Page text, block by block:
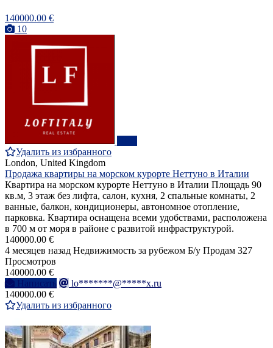
140000.00 €
10
Удалить из избранного
London, United Kingdom
Продажа квартиры на морском курорте Неттуно в Италии
Квартира на морском курорте Неттуно в Италии Площадь 90
кв.м, 3 этаж без лифта, салон, кухня, 2 спальные комнаты, 2
ванные, балкон, кондиционеры, автономное отопление,
парковка. Квартира оснащена всеми удобствами, расположена
в 700 м от моря в районе с развитой инфраструктурой.
140000.00 €
4 месяцев назад Недвижимость за рубежом Б/у Продам 327
Просмотров
140000.00 €
Написать
lo*******@*****x.ru
140000.00 €
Удалить из избранного